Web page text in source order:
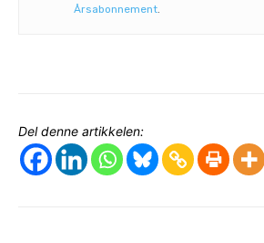
Årsabonnement
Del denne artikkelen: